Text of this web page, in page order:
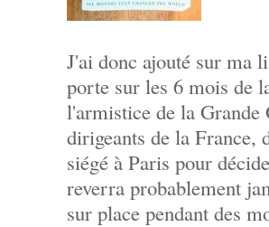
J'ai donc ajouté sur ma
porte sur les 6 mois de
l'armistice de la Grande
dirigeants de la France,
siégé à Paris pour
reverra probablement
sur place pendant des